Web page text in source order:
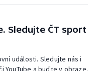
Sledujte ČT sport
události. Sledujte nás i
YouTube a buďte v obraze.